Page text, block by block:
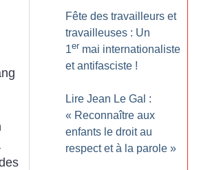
Fête des travailleurs et
travailleuses : Un
1er mai internationaliste
et antifasciste !
Lire Jean Le Gal :
« Reconnaître aux
enfants le droit au
respect et à la parole »